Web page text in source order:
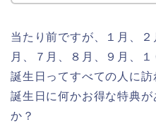
当たり前ですが、１月、
月、７月、８月、９月、
誕生日ってすべての人に
誕生日に何かお得な特典
か？